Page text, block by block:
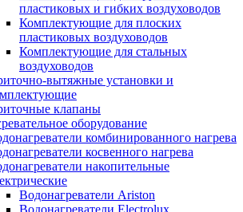
пластиковых и гибких воздуховодов
Комплектующие для плоских
пластиковых воздуховодов
Комплектующие для стальных
воздуховодов
вытяжные установки и
клапаны
оборудование
комбинированного нагрева
косвенного нагрева
накопительные
Водонагреватели Ariston